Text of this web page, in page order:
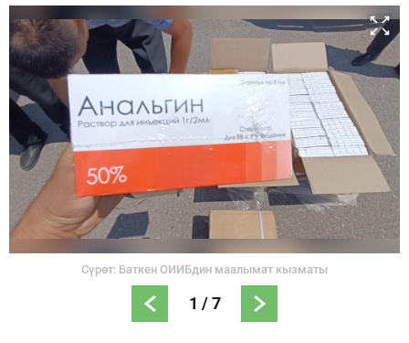
Сүрөт: Баткен ОИИБдин маалымат кызматы
1 /7